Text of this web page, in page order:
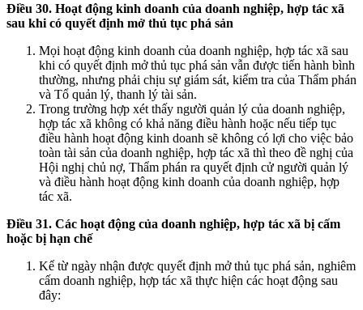
Điều 30. Hoạt động kinh doanh của doanh nghiệp, hợp tác xã
sau khi có quyết định mở thủ tục phá sản
Mọi hoạt động kinh doanh của doanh nghiệp, hợp tác xã sau
khi có quyết định mở thủ tục phá sản vẫn được tiến hành bình
thường, nhưng phải chịu sự giám sát, kiểm tra của Thẩm phán
và Tổ quản lý, thanh lý tài sản.
Trong trường hợp xét thấy người quản lý của doanh nghiệp,
hợp tác xã không có khả năng điều hành hoặc nếu tiếp tục
điều hành hoạt động kinh doanh sẽ không có lợi cho việc bảo
toàn tài sản của doanh nghiệp, hợp tác xã thì theo đề nghị của
Hội nghị chủ nợ, Thẩm phán ra quyết định cử người quản lý
và điều hành hoạt động kinh doanh của doanh nghiệp, hợp
tác xã.
Điều 31. Các hoạt động của doanh nghiệp, hợp tác xã bị cấm
hoặc bị hạn chế
Kể từ ngày nhận được quyết định mở thủ tục phá sản, nghiêm
cấm doanh nghiệp, hợp tác xã thực hiện các hoạt động sau
đây: